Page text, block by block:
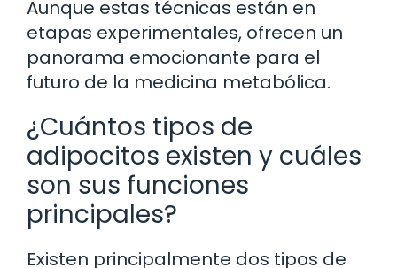
Aunque estas técnicas están en
etapas experimentales, ofrecen un
panorama emocionante para el
futuro de la medicina metabólica.
¿Cuántos tipos de
adipocitos existen y cuáles
son sus funciones
principales?
Existen principalmente dos tipos de